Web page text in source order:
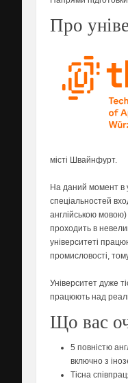
Про
місті Швайнфурт.
На даний момент в
спеціальностей
англійською
проходить в
університеті
промисловості,
Університет дуже
працюють над
Що вас
5 повністю
включно з
Тісна